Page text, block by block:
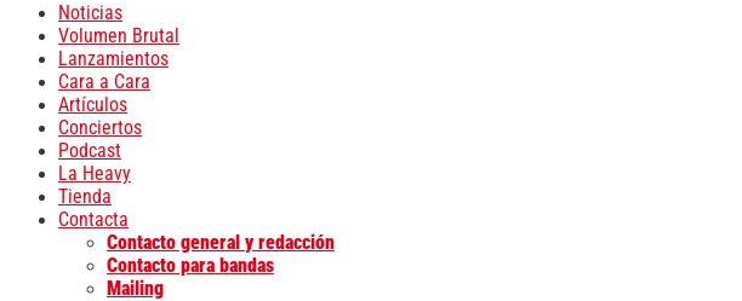
Noticias
Volumen Brutal
Lanzamientos
Cara a Cara
Artículos
Conciertos
Podcast
La Heavy
Tienda
Contacta
Contacto general y redacción
Contacto para bandas
Mailing